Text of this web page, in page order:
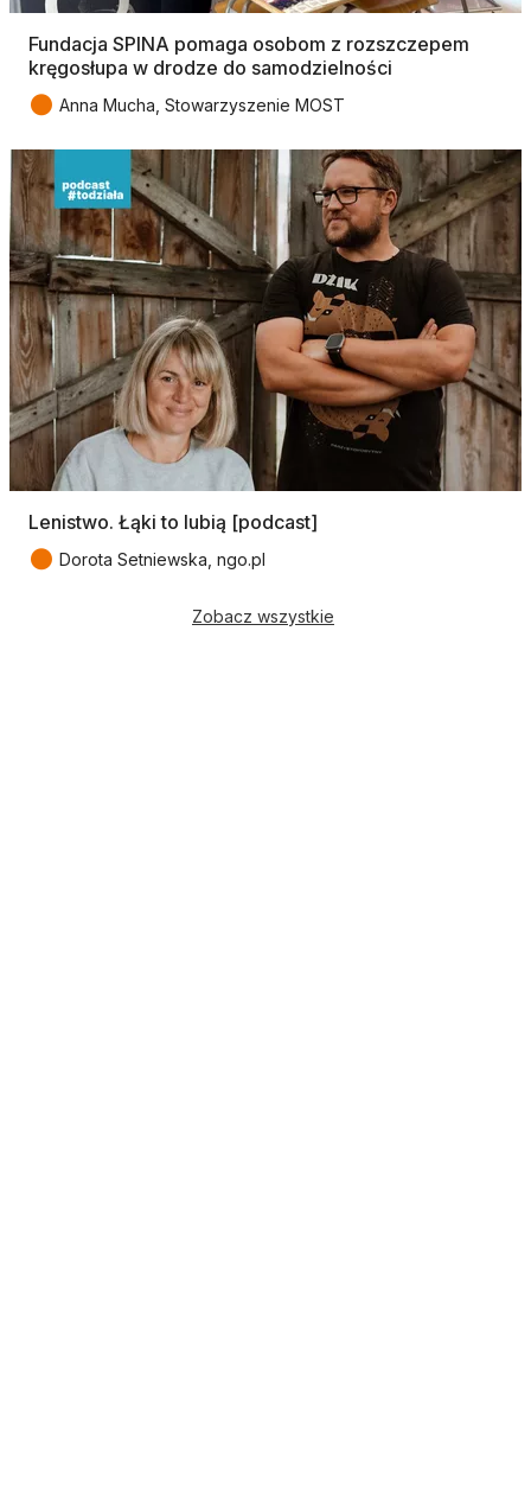
Fundacja SPINA pomaga osobom z rozszczepem
kręgosłupa w drodze do samodzielności
● Anna Mucha, Stowarzyszenie MOST
Lenistwo. Łąki to lubią [podcast]
● Dorota Setniewska, ngo.pl
Zobacz wszystkie